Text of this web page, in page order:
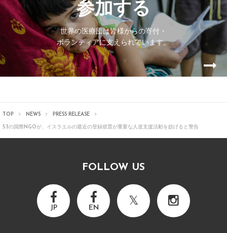
参加する
世界の医療団は皆様からの寄付・
ボランティアに支えられています。
TOP NEWS PRESS RELEASE
53の国際NGOが、イスラエルの最近の登録措置が重要な人道支援活動を妨げると警告
FOLLOW US
JP EN